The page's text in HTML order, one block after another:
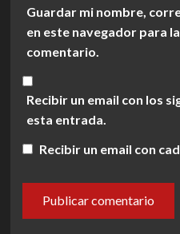
Guardar mi nombre,
en este navegador para
comentario.
Recibir un email con los
esta entrada.
Recibir un email con